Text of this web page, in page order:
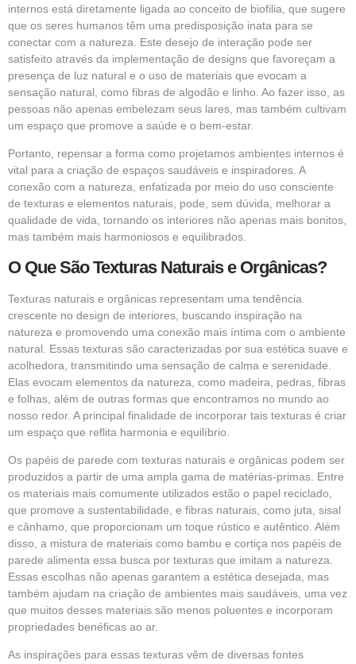
internos está diretamente ligada ao conceito de biofilia, que sugere
que os seres humanos têm uma predisposição inata para se
conectar com a natureza. Este desejo de interação pode ser
satisfeito através da implementação de designs que favoreçam a
presença de luz natural e o uso de materiais que evocam a
sensação natural, como fibras de algodão e linho. Ao fazer isso, as
pessoas não apenas embelezam seus lares, mas também cultivam
um espaço que promove a saúde e o bem-estar.
Portanto, repensar a forma como projetamos ambientes internos é
vital para a criação de espaços saudáveis e inspiradores. A
conexão com a natureza, enfatizada por meio do uso consciente
de texturas e elementos naturais, pode, sem dúvida, melhorar a
qualidade de vida, tornando os interiores não apenas mais bonitos,
mas também mais harmoniosos e equilibrados.
O Que São Texturas Naturais e Orgânicas?
Texturas naturais e orgânicas representam uma tendência
crescente no design de interiores, buscando inspiração na
natureza e promovendo uma conexão mais íntima com o ambiente
natural. Essas texturas são caracterizadas por sua estética suave e
acolhedora, transmitindo uma sensação de calma e serenidade.
Elas evocam elementos da natureza, como madeira, pedras, fibras
e folhas, além de outras formas que encontramos no mundo ao
nosso redor. A principal finalidade de incorporar tais texturas é criar
um espaço que reflita harmonia e equilíbrio.
Os papéis de parede com texturas naturais e orgânicas podem ser
produzidos a partir de uma ampla gama de matérias-primas. Entre
os materiais mais comumente utilizados estão o papel reciclado,
que promove a sustentabilidade, e fibras naturais, como juta, sisal
e cânhamo, que proporcionam um toque rústico e autêntico. Além
disso, a mistura de materiais como bambu e cortiça nos papéis de
parede alimenta essa busca por texturas que imitam a natureza.
Essas escolhas não apenas garantem a estética desejada, mas
também ajudam na criação de ambientes mais saudáveis, uma vez
que muitos desses materiais são menos poluentes e incorporam
propriedades benéficas ao ar.
As inspirações para essas texturas vêm de diversas fontes